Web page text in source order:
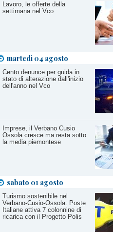
Lavoro, le offerte della
settimana nel Vco
martedì 04 agosto
Cento denunce per guida in
stato di alterazione dall'inizio
dell'anno nel Vco
Imprese, il Verbano Cusio
Ossola cresce ma resta sotto
la media piemontese
sabato 01 agosto
Turismo sostenibile nel
Verbano-Cusio-Ossola: Poste
Italiane attiva 7 colonnine di
ricarica con il Progetto Polis